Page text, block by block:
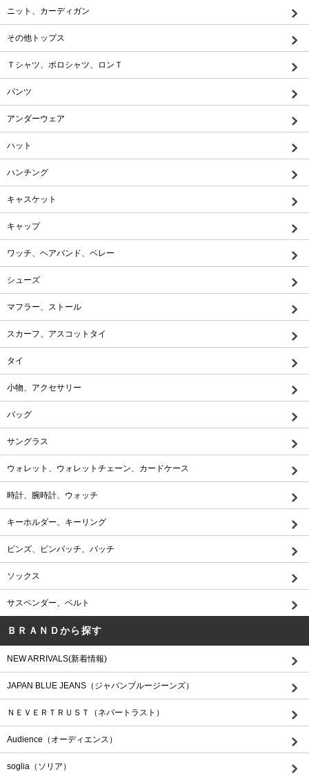
ニット、カーディガン
その他トップス
Ｔシャツ、ポロシャツ、ロンＴ
パンツ
アンダーウェア
ハット
ハンチング
キャスケット
キャップ
ワッチ、ヘアバンド、ベレー
シューズ
マフラー、ストール
スカーフ、アスコットタイ
タイ
小物、アクセサリー
バッグ
サングラス
ウォレット、ウォレットチェーン、カードケース
時計、腕時計、ウォッチ
キーホルダー、キーリング
ピンズ、ピンバッチ、バッチ
ソックス
サスペンダー、ベルト
ＢＲＡＮＤから探す
NEW ARRIVALS(新着情報)
JAPAN BLUE JEANS（ジャパンブルージーンズ）
ＮＥＶＥＲＴＲＵＳＴ（ネバートラスト）
Audience（オーディエンス）
soglia（ソリア）